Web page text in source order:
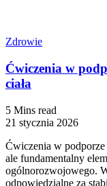
Zdrowie
Ćwiczenia w
ciała
5 Mins read
21 stycznia 2026
Ćwiczenia w
ale fundamentalny
ogólnorozwojowego.
odpowiedzialne za